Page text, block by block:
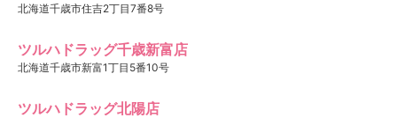
北海道千歳市住吉2丁目7番8号
ツルハドラッグ千歳新富店
北海道千歳市新富1丁目5番10号
ツルハドラッグ北陽店